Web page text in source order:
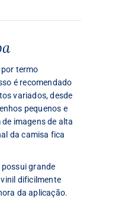
termo
é recomendado
variados, desde
pequenos e
imagens de alta
da camisa fica
grande
dificilmente
da aplicação.